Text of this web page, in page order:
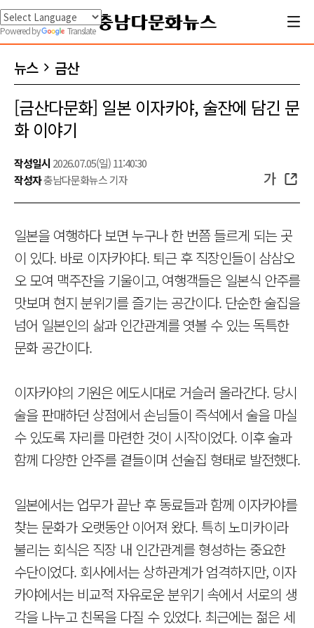
Powered by Translate
뉴스 금산
[금산다문화] 일본 이자카야, 술잔에 담긴 문
화 이야기
작성일시 2026.07.05(일) 11:40:30
작성자충남다문화뉴스 기자 가
일본을 여행하다 보면 누구나 한 번쯤 들르게 되는 곳
이 있다. 바로 이자카야다. 퇴근 후 직장인들이 삼삼오
오 모여 맥주잔을 기울이고, 여행객들은 일본식 안주를
맛보며 현지 분위기를 즐기는 공간이다. 단순한 술집을
넘어 일본인의 삶과 인간관계를 엿볼 수 있는 독특한
문화 공간이다.
이자카야의 기원은 에도시대로 거슬러 올라간다. 당시
술을 판매하던 상점에서 손님들이 즉석에서 술을 마실
수 있도록 자리를 마련한 것이 시작이었다. 이후 술과
함께 다양한 안주를 곁들이며 선술집 형태로 발전했다.
일본에서는 업무가 끝난 후 동료들과 함께 이자카야를
찾는 문화가 오랫동안 이어져 왔다. 특히 노미카이라
불리는 회식은 직장 내 인간관계를 형성하는 중요한
수단이었다. 회사에서는 상하관계가 엄격하지만, 이자
카야에서는 비교적 자유로운 분위기 속에서 서로의 생
각을 나누고 친목을 다질 수 있었다. 최근에는 젊은 세